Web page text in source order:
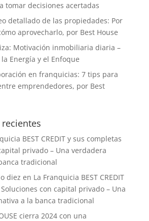
tomar decisiones acertadas
detallado de las propiedades: Por
aprovecharlo, por Best House
Motivación inmobiliaria diaria –
Energía y el Enfoque
en franquicias: 7 tips para
emprendedores, por Best
BEST CREDIT y sus completas
privado – Una verdadera
tradicional
diez en La Franquicia BEST CREDIT
con capital privado – Una
a la banca tradicional
cierra 2024 con una